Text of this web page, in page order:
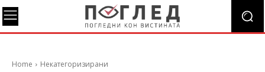
Home Некатегоризирани